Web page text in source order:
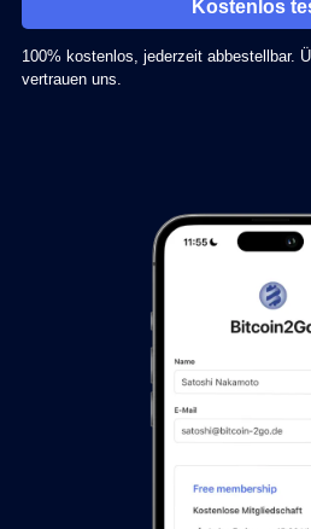
Kostenlos
100% kostenlos, jederzeit abbestellbar.
vertrauen uns.